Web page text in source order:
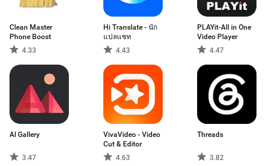
Clean Master
Phone Boost
4.33
Hi Translate - นัก
แปลแชท
4.43
PLAYit-All in One
Video Player
4.47
AI Gallery
3.47
VivaVideo - Video
Cut & Editor
4.63
Threads
3.82